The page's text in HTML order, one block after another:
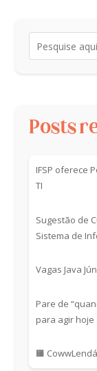
Posts
IFSP oferece
TI
Sugestão de
Sistema de
Vagas Java
Pare de
para agir hoje
🟧